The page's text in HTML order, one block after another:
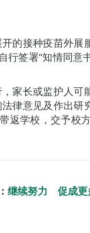
的接种疫苗外展
签署“知情同意
家长或监护人可
律意见及作出研
返学校，交予校
继续努力 促成更